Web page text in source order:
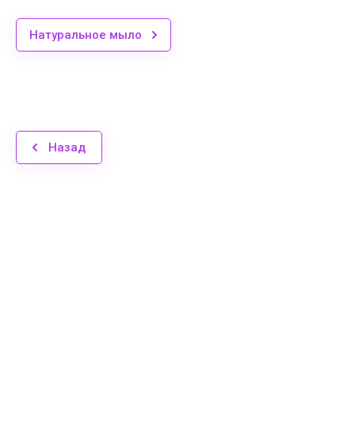
Натуральное мыло
Назад